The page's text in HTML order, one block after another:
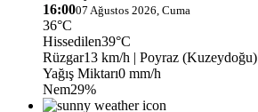
16:0007 Ağustos 2026, Cuma
36°C
Hissedilen39°C
Rüzgar13 km/h | Poyraz (Kuzeydoğu)
Yağış Miktarı0 mm/h
Nem29%